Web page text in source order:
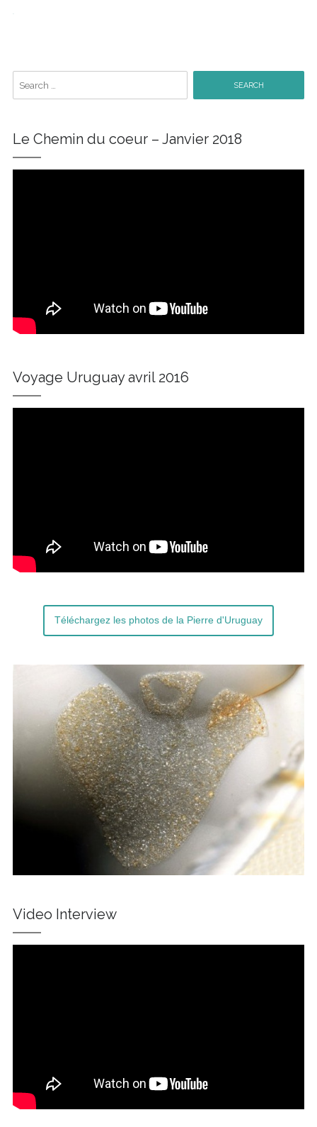
Le Chemin du coeur – Janvier 2018
Voyage Uruguay avril 2016
Téléchargez les photos de la Pierre d'Uruguay
Video Interview